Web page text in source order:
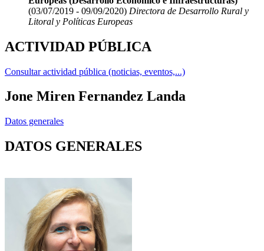
(03/07/2019 - 09/09/2020) Directora de Desarrollo Rural y
Litoral y Políticas Europeas
ACTIVIDAD PÚBLICA
Consultar actividad pública (noticias, eventos,...)
Jone Miren Fernandez Landa
Datos generales
DATOS GENERALES